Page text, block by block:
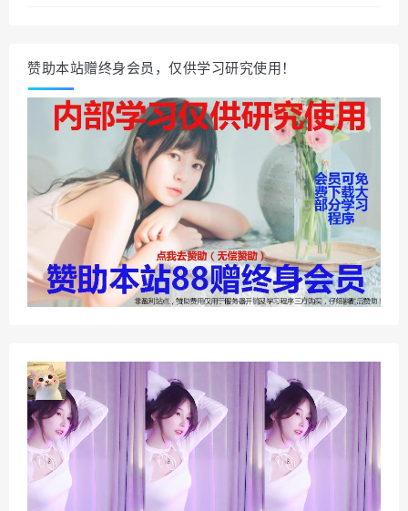
赞助本站赠终身会员，仅供学习研究使用！